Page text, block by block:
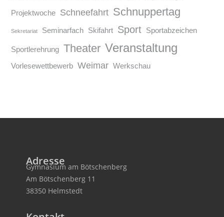
Projektwoche Schneefahrt Schnuppertag
Sekretariat Seminarfach Skifahrt Sport Sportabzeichen
Sportlerehrung Theater Veranstaltung
Vorlesewettbewerb Weimar Werkschau
Adresse
Gymnasium am Bötschenberg
Am Bötschenberg 11
38350 Helmstedt